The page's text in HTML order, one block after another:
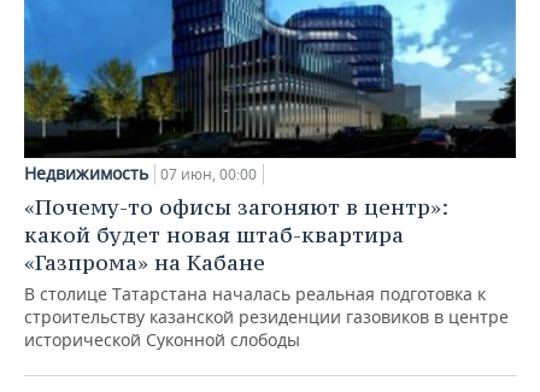
Недвижимость 07 июн, 00:00
«Почему-то офисы загоняют в центр»:
какой будет новая штаб-квартира
«Газпрома» на Кабане
В столице Татарстана началась реальная подготовка к
строительству казанской резиденции газовиков в центре
исторической Суконной слободы